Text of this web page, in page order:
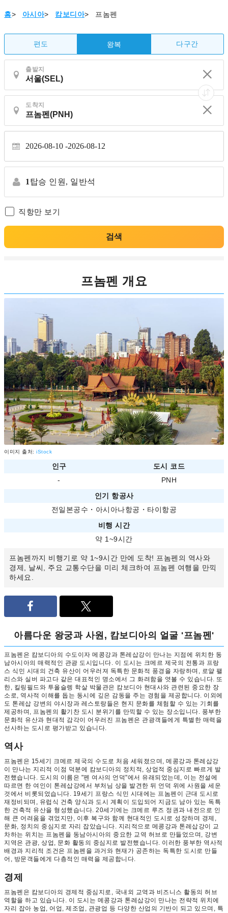
홈> 아시아> 캄보디아> 프놈펜
편도 왕복 다구간
출발지
도착지
2026-08-10 2026-08-12
1 탑승 인원, 일반석
직항만 보기
검색
프놈펜 개요
이미지 출처: iStock
인구
도시 코드
-
PNH
인기 항공사
전일본공수 ・ 아시아나항공 ・ 타이항공
비행 시간
약 1~9시간
프놈펜까지 비행기로 약 1~9시간 만에 도착! 프놈펜의 역사와
경제, 날씨, 주요 교통수단을 미리 체크하여 프놈펜 여행을 만끽
하세요.
아름다운 왕궁과 사원, 캄보디아의 얼굴 '프놈펜'
프놈펜은 캄보디아의 수도이자 메콩강과 톤레삽강이 만나는 지점에 위치한 동
남아시아의 매력적인 관광 도시입니다. 이 도시는 크메르 제국의 전통과 프랑
스 식민 시대의 건축 유산이 어우러져 독특한 문화적 풍경을 자랑하며, 로얄 팰
리스와 실버 파고다 같은 대표적인 명소에서 그 화려함을 엿볼 수 있습니다. 또
한, 킬링필드와 투올슬렝 학살 박물관은 캄보디아 현대사와 관련된 중요한 장
소로, 역사적 이해를 돕는 동시에 깊은 감동을 주는 경험을 제공합니다. 이외에
도 톤레삽 강변의 야시장과 레스토랑들은 현지 문화를 체험할 수 있는 기회를
제공하며, 프놈펜의 활기찬 도시 분위기를 만끽할 수 있는 장소입니다. 풍부한
문화적 유산과 현대적 감각이 어우러진 프놈펜은 관광객들에게 특별한 매력을
선사하는 도시로 평가받고 있습니다.
역사
프놈펜은 15세기 크메르 제국의 수도로 처음 세워졌으며, 메콩강과 톤레삽강
이 만나는 지리적 이점 덕분에 캄보디아의 정치적, 상업적 중심지로 빠르게 발
전했습니다. 도시의 이름은 "펜 여사의 언덕"에서 유래되었는데, 이는 전설에
따르면 한 여인이 톤레삽강에서 부처님 상을 발견한 뒤 언덕 위에 사원을 세운
것에서 비롯되었습니다. 19세기 프랑스 식민 시대에는 프놈펜이 근대 도시로
재정비되며, 유럽식 건축 양식과 도시 계획이 도입되어 지금도 남아 있는 독특
한 건축적 유산을 형성했습니다. 20세기에는 크메르 루즈 정권과 내전으로 인
해 큰 어려움을 겪었지만, 이후 복구와 함께 현대적인 도시로 성장하며 경제,
문화, 정치의 중심지로 자리 잡았습니다. 지리적으로 메콩강과 톤레삽강이 교
차하는 위치는 프놈펜을 동남아시아의 중요한 교역 허브로 만들었으며, 강변
지역은 관광, 상업, 문화 활동의 중심지로 발전했습니다. 이러한 풍부한 역사적
배경과 지리적 조건은 프놈펜을 과거와 현재가 공존하는 독특한 도시로 만들
어, 방문객들에게 다층적인 매력을 제공합니다.
경제
프놈펜은 캄보디아의 경제적 중심지로, 국내외 교역과 비즈니스 활동의 허브
역할을 하고 있습니다. 이 도시는 메콩강과 톤레삽강이 만나는 전략적 위치에
자리 잡아 농업, 어업, 제조업, 관광업 등 다양한 산업의 기반이 되고 있으며, 특